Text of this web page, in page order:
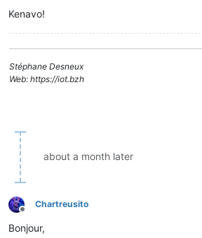
Kenavo!
Stéphane Desneux
Web: https://iot.bzh
about a month later
Offline
Chartreusito
Bonjour,